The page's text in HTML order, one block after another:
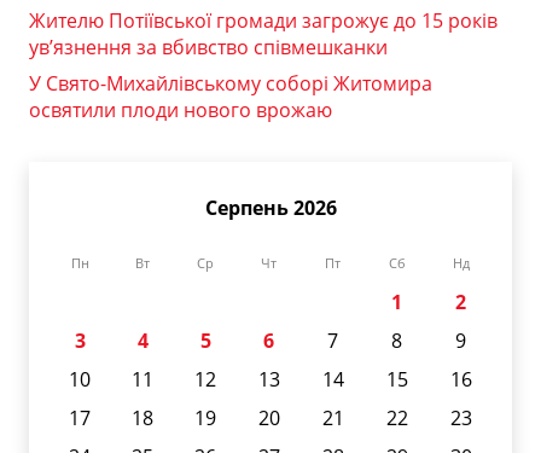
Жителю Потіївської громади загрожує до 15 років
ув’язнення за вбивство співмешканки
У Свято-Михайлівському соборі Житомира
освятили плоди нового врожаю
Серпень 2026
Пн Вт Ср Чт Пт Сб Нд
1
2
3
4 5 6 7 8
9
10
11 12 13 14 15
16
17
18 19 20 21 22
23